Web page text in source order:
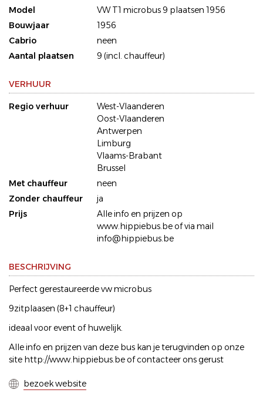
Model
VW T1 microbus 9 plaatsen 1956
Bouwjaar
1956
Cabrio
neen
Aantal plaatsen
9 (incl. chauffeur)
VERHUUR
Regio verhuur
West-Vlaanderen
Oost-Vlaanderen
Antwerpen
Limburg
Vlaams-Brabant
Brussel
Met chauffeur
neen
Zonder chauffeur
ja
Prijs
Alle info en prijzen op
www.hippiebus.be of via mail
info@hippiebus.be
BESCHRIJVING
Perfect gerestaureerde vw microbus
9zitplaasen (8+1 chauffeur)
ideaal voor event of huwelijk.
Alle info en prijzen van deze bus kan je terugvinden op onze
site http://www.hippiebus.be of contacteer ons gerust
bezoek website